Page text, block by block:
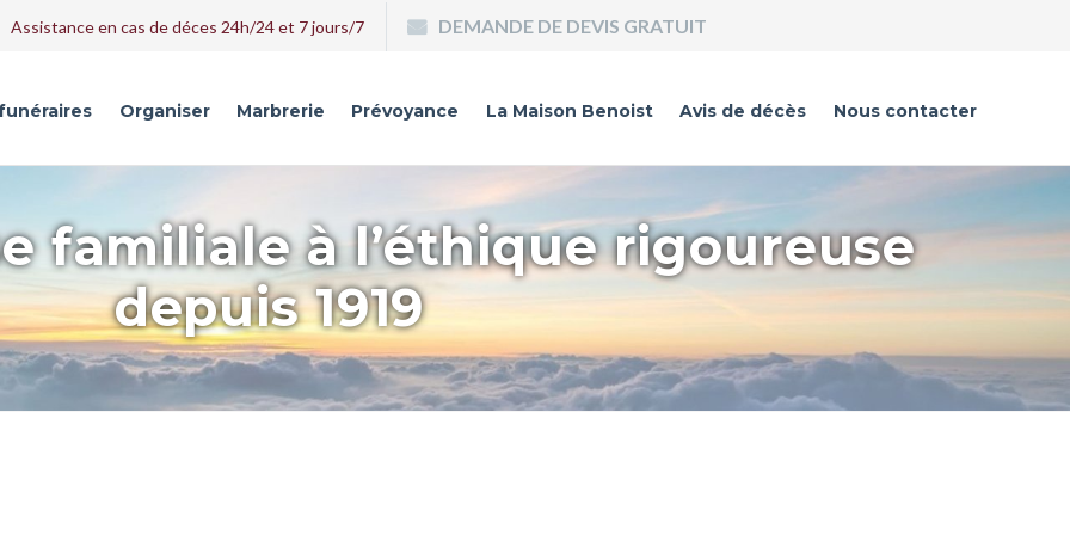
Assistance en cas de déces 24h/24 et 7 jours/7 DEMANDE DE DEVIS GRATUIT
Organiser Marbrerie Prévoyance La Maison Benoist Avis de décès Nous contacter
familiale à l’éthique rigoureuse
depuis 1919